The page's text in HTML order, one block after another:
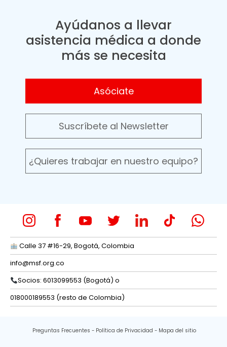
Ayúdanos a llevar
asistencia médica a donde
más se necesita
Asóciate
Suscríbete al Newsletter
¿Quieres trabajar en nuestro equipo?
Calle 37 #16-29, Bogotá, Colombia
info@msf.org.co
Socios: 6013099553 (Bogotá) o
018000189553 (resto de Colombia)
Preguntas Frecuentes Política de Privacidad Mapa del sitio